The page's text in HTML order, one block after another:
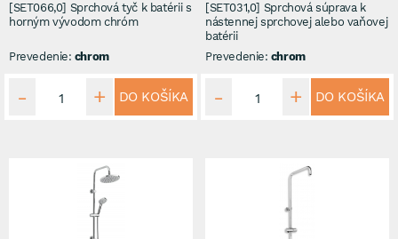
[SET066,0] Sprchová tyč k batérii s
horným vývodom chróm
Prevedenie: chrom
DO KOŠÍKA
[SET031,0] Sprchová súprava k
nástennej sprchovej alebo vaňovej
batérii
Prevedenie: chrom
DO KOŠÍKA